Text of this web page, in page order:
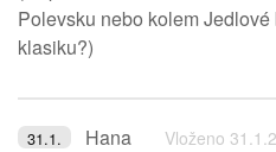
Polevsku nebo kolem
klasiku?)
31.1. Hana Vloženo